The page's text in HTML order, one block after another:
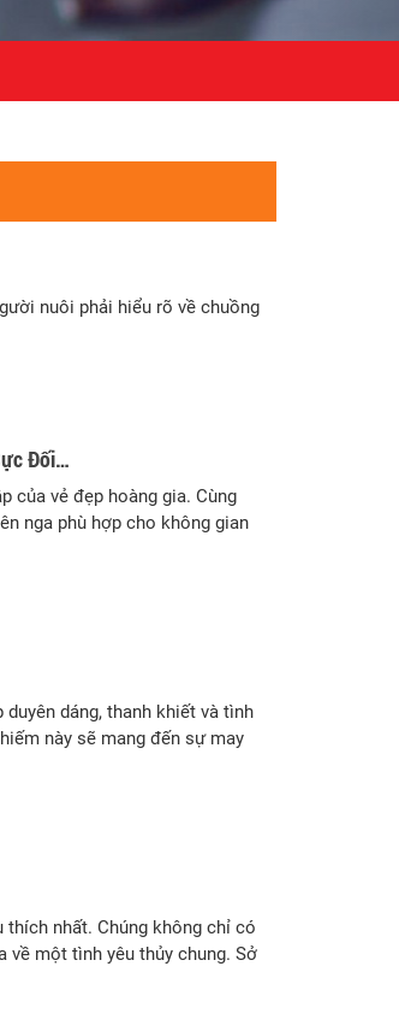
nuôi phải hiểu rõ về chuồng
Đối…
của vẻ đẹp hoàng gia. Cùng
nga phù hợp cho không gian
dáng, thanh khiết và tình
này sẽ mang đến sự may
nhất. Chúng không chỉ có
về một tình yêu thủy chung. Sở